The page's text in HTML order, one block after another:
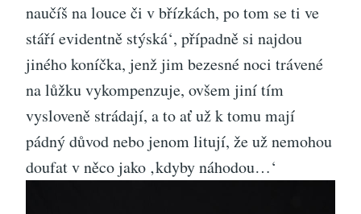
naučíš na louce či v břízkách, po tom se ti ve
stáří evidentně stýská‘, případně si najdou
jiného koníčka, jenž jim bezesné noci trávené
na lůžku vykompenzuje, ovšem jiní tím
vysloveně strádají, a to ať už k tomu mají
pádný důvod nebo jenom litují, že už nemohou
doufat v něco jako ‚kdyby náhodou…‘